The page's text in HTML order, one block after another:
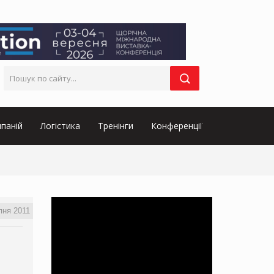
Логістика Тренінги Конференції
2011